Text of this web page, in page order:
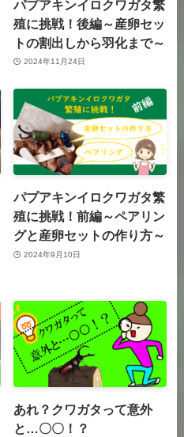
パプアキンイロクワガタ繁
殖に挑戦！後編～産卵セッ
トの割出しから羽化まで～
2024年11月24日
パプアキンイロクワガタ繁
殖に挑戦！前編～ペアリン
グと産卵セットの作り方～
2024年9月10日
あれ？クワガタって意外
と…〇〇！？